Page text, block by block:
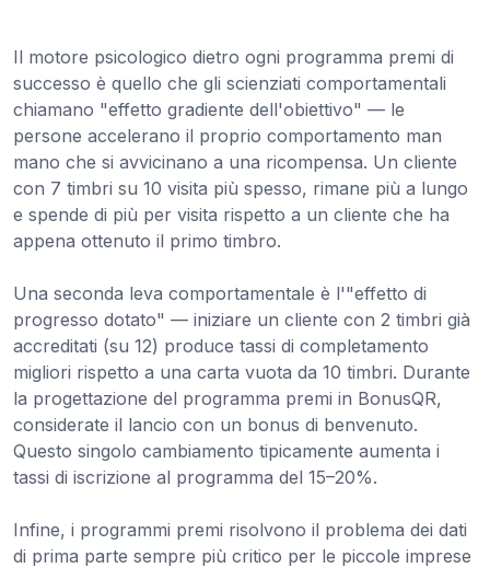
Il motore psicologico dietro ogni programma premi di
successo è quello che gli scienziati comportamentali
chiamano "effetto gradiente dell'obiettivo" — le
persone accelerano il proprio comportamento man
mano che si avvicinano a una ricompensa. Un cliente
con 7 timbri su 10 visita più spesso, rimane più a lungo
e spende di più per visita rispetto a un cliente che ha
appena ottenuto il primo timbro.
Una seconda leva comportamentale è l'"effetto di
progresso dotato" — iniziare un cliente con 2 timbri già
accreditati (su 12) produce tassi di completamento
migliori rispetto a una carta vuota da 10 timbri. Durante
la progettazione del programma premi in BonusQR,
considerate il lancio con un bonus di benvenuto.
Questo singolo cambiamento tipicamente aumenta i
tassi di iscrizione al programma del 15–20%.
Infine, i programmi premi risolvono il problema dei dati
di prima parte sempre più critico per le piccole imprese